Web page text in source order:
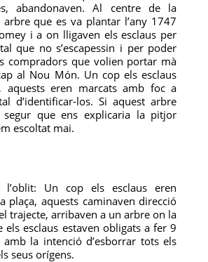
abandonaven. Al centre de la
que es va plantar l’any 1747
i a on lligaven els esclaus per
que no s’escapessin i per poder
compradors que volien portar mà
al Nou Món. Un cop els esclaus
aquests eren marcats amb foc a
d’identificar-los. Si aquest arbre
segur que ens explicaria la pitjor
escoltat mai.
l’oblit: Un cop els esclaus eren
plaça, aquests caminaven direcció
trajecte, arribaven a un arbre on la
els esclaus estaven obligats a fer 9
amb la intenció d’esborrar tots els
seus orígens.